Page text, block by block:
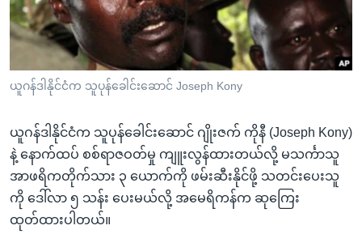
အ
ညွန်း
စာမျက်နှာ
သို့
ကျော်
ရန်
ရှာဖွေ
ရန်
နေရာ
သို့
သုတပဒေသာ အင်္ဂလိပ်စာ
Learning English
ဗွီအိုအေ လူမှုကွန်ယက်များ
ဘာသာစကားများ
ယူဂန်ဒါနိုင်ငံက သူပုန်ခေါင်းဆောင် Joseph Kony
ယူဂန်ဒါနိုင်ငံက သူပုန်ခေါင်းဆောင် ဂျိုးဇက် ကိုနီ (Joseph Kony)
နဲ့ နောက်ထပ် စစ်ရာဇဝတ်မှု ကျူးလွန်ထားတယ်လို့ မသင်္ကာသူ
အာဖရိကတိုက်သား ၃ ယောက်ကို ဖမ်းဆီးနိုင်ဖို့ သတင်းပေးသူ
ကို ဒေါ်လာ ၅ သန်း ပေးမယ်လို့ အမေရိကန်က ဆုကြေး
ထုတ်ထားပါတယ်။